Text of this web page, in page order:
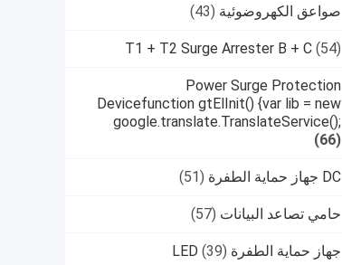
صواعق الكهروضوئية (43)
T1 + T2 Surge Arrester B + C (54)
Power Surge Protection
Devicefunction gtElInit() {var lib = new
google.translate.TranslateService();
(66)
DC جهاز حماية الطفرة (51)
حامي تصاعد البيانات (57)
جهاز حماية الطفرة LED (39)